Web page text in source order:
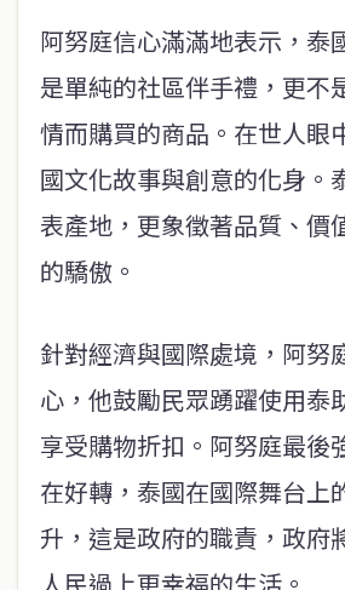
阿努庭信心滿滿地表示，泰
是單純的社區伴手禮，更不
情而購買的商品。在世人眼
國文化故事與創意的化身。
表產地，更象徵著品質、價
的驕傲。
針對經濟與國際處境，阿努
心，他鼓勵民眾踴躍使用泰
享受購物折扣。阿努庭最後
在好轉，泰國在國際舞台上
升，這是政府的職責，政府